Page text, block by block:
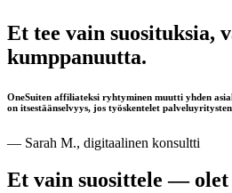
Et tee vain suosituksia,
kumppanuutta.
OneSuiten affiliateksi ryhtyminen muutti yhden
on itsestäänselvyys, jos työskentelet
— Sarah M., digitaalinen konsultti
Et vain suosittele —